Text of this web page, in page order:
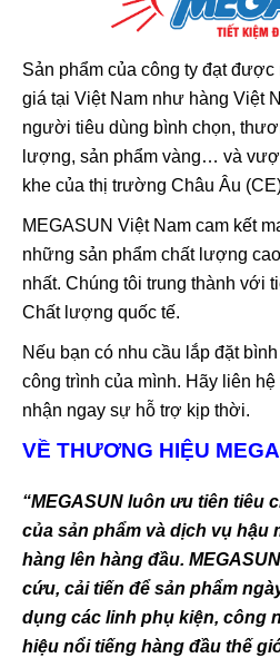
Sản phẩm của công ty đạt
giá tại Việt Nam như hàng Việt
người tiêu dùng bình chọn,
lượng, sản phẩm vàng… và
khe của thị trường Châu Âu
MEGASUN Việt Nam cam kết
những sản phẩm chất lượng
nhất. Chúng tôi trung thành với
Chất lượng quốc tế.
Nếu bạn có nhu cầu lắp đặt
công trình của mình. Hãy liên
nhận ngay sự hỗ trợ kịp thời.
VỀ THƯƠNG HIỆU
“MEGASUN luôn ưu tiên tiêu
của sản phẩm và dịch vụ hậu
hàng lên hàng đầu.
cứu, cải tiến để sản phẩm
dụng các linh phụ kiện, công
hiệu nổi tiếng hàng đầu thế